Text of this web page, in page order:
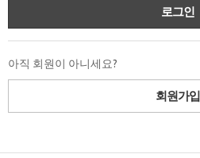
아직 회원이 아니세요?
회원가입